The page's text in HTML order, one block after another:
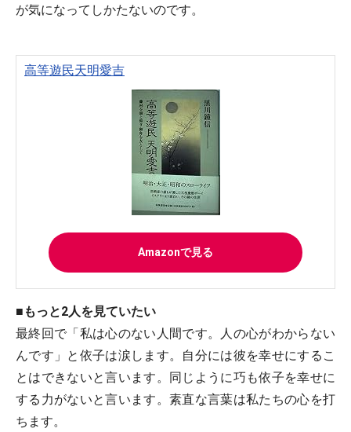
が気になってしかたないのです。
高等遊民天明愛吉
Amazonで見る
■もっと2人を見ていたい
最終回で「私は心のない人間です。人の心がわからない
んです」と依子は涙します。自分には彼を幸せにするこ
とはできないと言います。同じように巧も依子を幸せに
する力がないと言います。素直な言葉は私たちの心を打
ちます。